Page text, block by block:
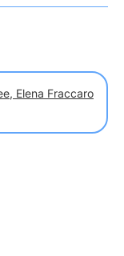
Elena Fraccaro